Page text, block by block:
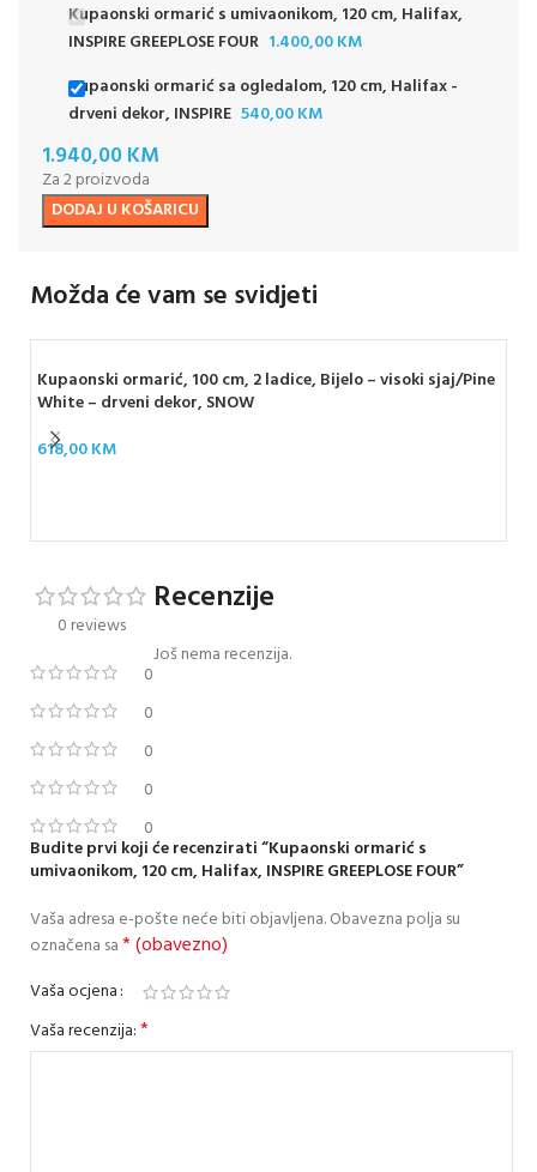
Kupaonski ormarić s umivaonikom, 120 cm, Halifax,
INSPIRE GREEPLOSE FOUR 1.400,00KM
Kupaonski ormarić sa ogledalom, 120 cm, Halifax -
drveni dekor, INSPIRE 540,00KM
1.940,00KM
Za 2 proizvoda
DODAJ U KOŠARICU
Možda će vam se svidjeti
Kupaonski ormarić, 100 cm, 2 ladice, Bijelo – visoki sjaj/Pine
White – drveni dekor, SNOW
618,00KM
0 reviews
0
0
0
0
0
Recenzije
Još nema recenzija.
Budite prvi koji će recenzirati “Kupaonski ormarić s
umivaonikom, 120 cm, Halifax, INSPIRE GREEPLOSE FOUR”
Vaša adresa e-pošte neće biti objavljena.Obavezna polja su
označena sa* (obavezno)
Vaša ocjena
Vaša recenzija:*